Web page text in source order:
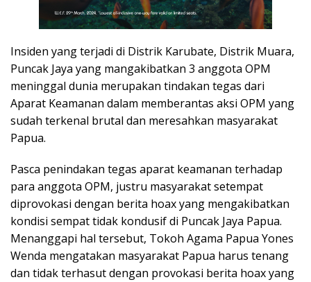
Insiden yang terjadi di Distrik Karubate, Distrik Muara,
Puncak Jaya yang mangakibatkan 3 anggota OPM
meninggal dunia merupakan tindakan tegas dari
Aparat Keamanan dalam memberantas aksi OPM yang
sudah terkenal brutal dan meresahkan masyarakat
Papua.
Pasca penindakan tegas aparat keamanan terhadap
para anggota OPM, justru masyarakat setempat
diprovokasi dengan berita hoax yang mengakibatkan
kondisi sempat tidak kondusif di Puncak Jaya Papua.
Menanggapi hal tersebut, Tokoh Agama Papua Yones
Wenda mengatakan masyarakat Papua harus tenang
dan tidak terhasut dengan provokasi berita hoax yang